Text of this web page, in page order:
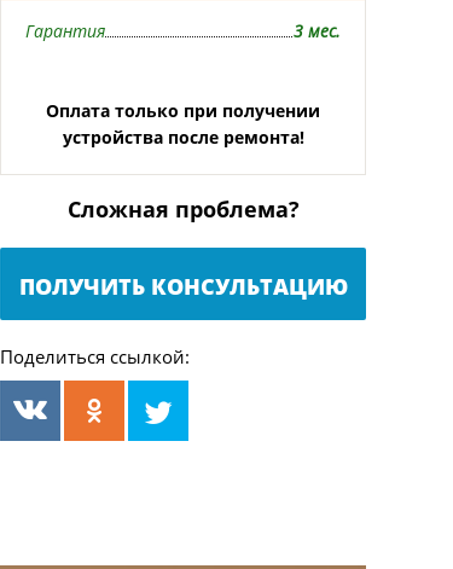
Гарантия 3 мес.
Оплата только при получении
устройства после ремонта!
Сложная проблема?
ПОЛУЧИТЬ КОНСУЛЬТАЦИЮ
Поделиться ссылкой: